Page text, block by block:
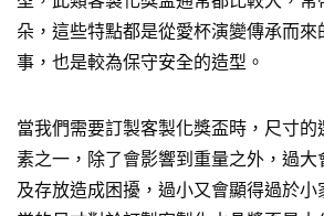
朵，這些特點都是從愛杯演變傳承而
事，也是較為保守安全的造型。
當我們需要訂製客製化獎盃時，尺寸
素之一，除了會影響到重量之外，過大
及存放造成困擾，過小又會顯得過於